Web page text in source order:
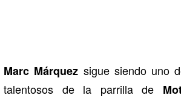
Marc Márquez sigue siendo uno
talentosos de la parrilla de